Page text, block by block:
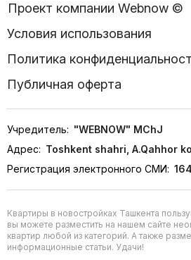
Проект компании Webnow ©
Условия использования
Политика
Публичная оферта
Учредитель: "WEBNOW" MChJ
Адрес: Toshkent shahri, A.Qahhor
Регистрация электронного СМИ:
Квартиры в новостройках Ташкента
вы можете разместить на нашем сайте
квартир любой из категорий. А также
информационные статьи. Удачи!